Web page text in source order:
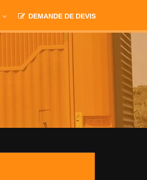
DEMANDE DE DEVIS